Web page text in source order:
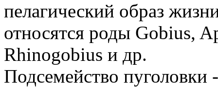
пелагический образ
относятся роды Gobius,
Rhinogobius и др.
Подсемейство пуголовки